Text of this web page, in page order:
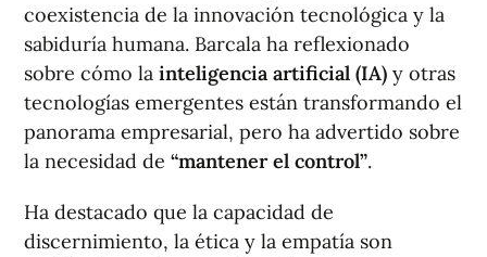
coexistencia de la innovación tecnológica y la
sabiduría humana. Barcala ha reflexionado
sobre cómo la inteligencia artificial (IA) y otras
tecnologías emergentes están transformando el
panorama empresarial, pero ha advertido sobre
la necesidad de “mantener el control”.
Ha destacado que la capacidad de
discernimiento, la ética y la empatía son